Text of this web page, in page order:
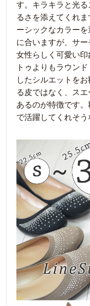
す。キラキラと光
るさを添えてくれ
ーシックなカラー
に合いますが、サ
女性らしく可愛い
トゥよりもラウン
したシルエットを
る皮ではなく、ス
あるのが特徴です
で活躍してくれそう